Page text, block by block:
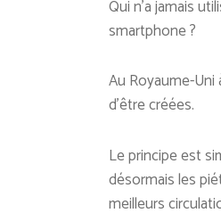
Qui n’a jamais
smartphone ?
Au Royaume-
d’être créées.
Le principe est
désormais les
meilleurs